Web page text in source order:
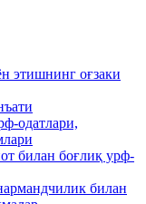
этишнинг оғзаки
одатлари,
билан боғлиқ урф-
билан